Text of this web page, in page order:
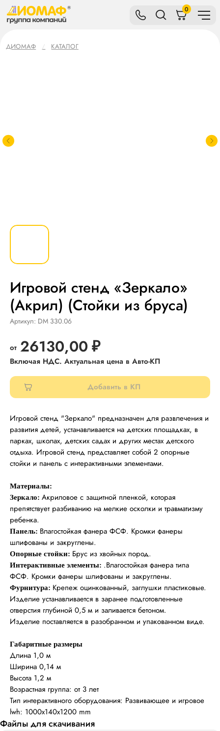
0
ДИОМАФ КАТАЛОГ
Игровой стенд «Зеркало»
(Акрил) (Стойки из бруса)
Артикул: DM 330.06
26130,00 ₽
Добавить в КП
Игровой стенд "Зеркало" предназначен для развлечения и
развития детей, устанавливается на детских площадках, в
парках, школах, детских садах и других местах детского
отдыха. Игровой стенд представляет собой 2 опорные
стойки и панель с интерактивными элементами.
Материалы:
Зеркало: Акриловое с защитной пленкой, которая
препятствует разбиванию на мелкие осколки и травматизму
ребенка.
Панель: Влагостойкая фанера ФСФ. Кромки фанеры
шлифованы и закруглены.
Опорные стойки: Брус из хвойных пород.
Интерактивные элементы: .Влагостойкая фанера типа
ФСФ. Кромки фанеры шлифованы и закруглены.
Фурнитура: Крепеж оцинкованный, заглушки пластиковые.
Изделие устанавливается в заранее подготовленные
отверстия глубиной 0,5 м и заливается бетоном.
Изделие поставляется в разобранном и упакованном виде.
Габаритные размеры
Длина 1,0 м
Ширина 0,14 м
Высота 1,2 м
Возрастная группа: от 3 лет
Тип интерактивного оборудования: Развивающее и игровое
lwh: 1000x140x1200 mm
Файлы для скачивания